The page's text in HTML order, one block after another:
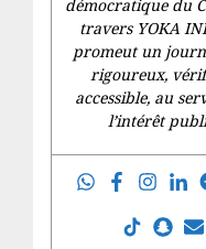
démocratique du
travers YOKA
promeut un
rigoureux,
accessible, au
l’intérêt